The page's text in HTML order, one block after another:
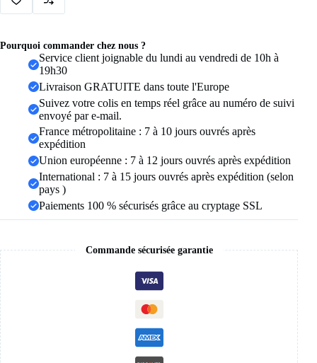
pour
femme,
push-
fessier,
élastique
contrôle
entraînement
Pourquoi commander chez nous ?
Service client joignable du lundi au vendredi de 10h à
19h30
Livraison GRATUITE dans toute l'Europe
Suivez votre colis en temps réel grâce au numéro de suivi
envoyé par e-mail.
France métropolitaine : 7 à 10 jours ouvrés après
expédition
Union européenne : 7 à 12 jours ouvrés après expédition
International : 7 à 15 jours ouvrés après expédition (selon
pays )
Paiements 100 % sécurisés grâce au cryptage SSL
Commande sécurisée garantie